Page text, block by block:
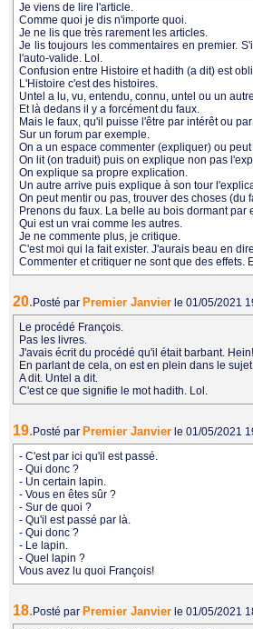
Je viens de lire l'article.
Comme quoi je dis n'importe quoi.
Je ne lis que très rarement les articles.
Je lis toujours les commentaires en premier.
l'auto-valide. Lol.
Confusion entre Histoire et hadith (a dit) est
L'Histoire c'est des histoires.
Untel a lu, vu, entendu, connu, untel ou un
Et là dedans il y a forcément du faux.
Mais le faux, qu'il puisse l'être par intérêt ou
Sur un forum par exemple.
On a un espace commenter (expliquer) ou
On lit (on traduit) puis on explique non pas
On explique sa propre explication.
Un autre arrive puis explique à son tour
On peut mentir ou pas, trouver des choses (du
Prenons du faux. La belle au bois dormant par
Qui est un vrai comme les autres.
Je ne commente plus, je critique.
C'est moi qui la fait exister. J'aurais beau en
Commenter et critiquer ne sont que des effets.
20.Posté par Premier Janvier le 01/05/2021
Le procédé François.
Pas les livres.
J'avais écrit du procédé qu'il était barbant.
En parlant de cela, on est en plein dans le
A dit. Untel a dit.
C'est ce que signifie le mot hadith. Lol.
19.Posté par Premier Janvier le 01/05/2021
- C'est par ici qu'il est passé.
- Qui donc ?
- Un certain lapin.
- Vous en êtes sûr ?
- Sur de quoi ?
- Qu'il est passé par là.
- Qui donc ?
- Le lapin.
- Quel lapin ?
Vous avez lu quoi François!
18.Posté par Premier Janvier le 01/05/2021